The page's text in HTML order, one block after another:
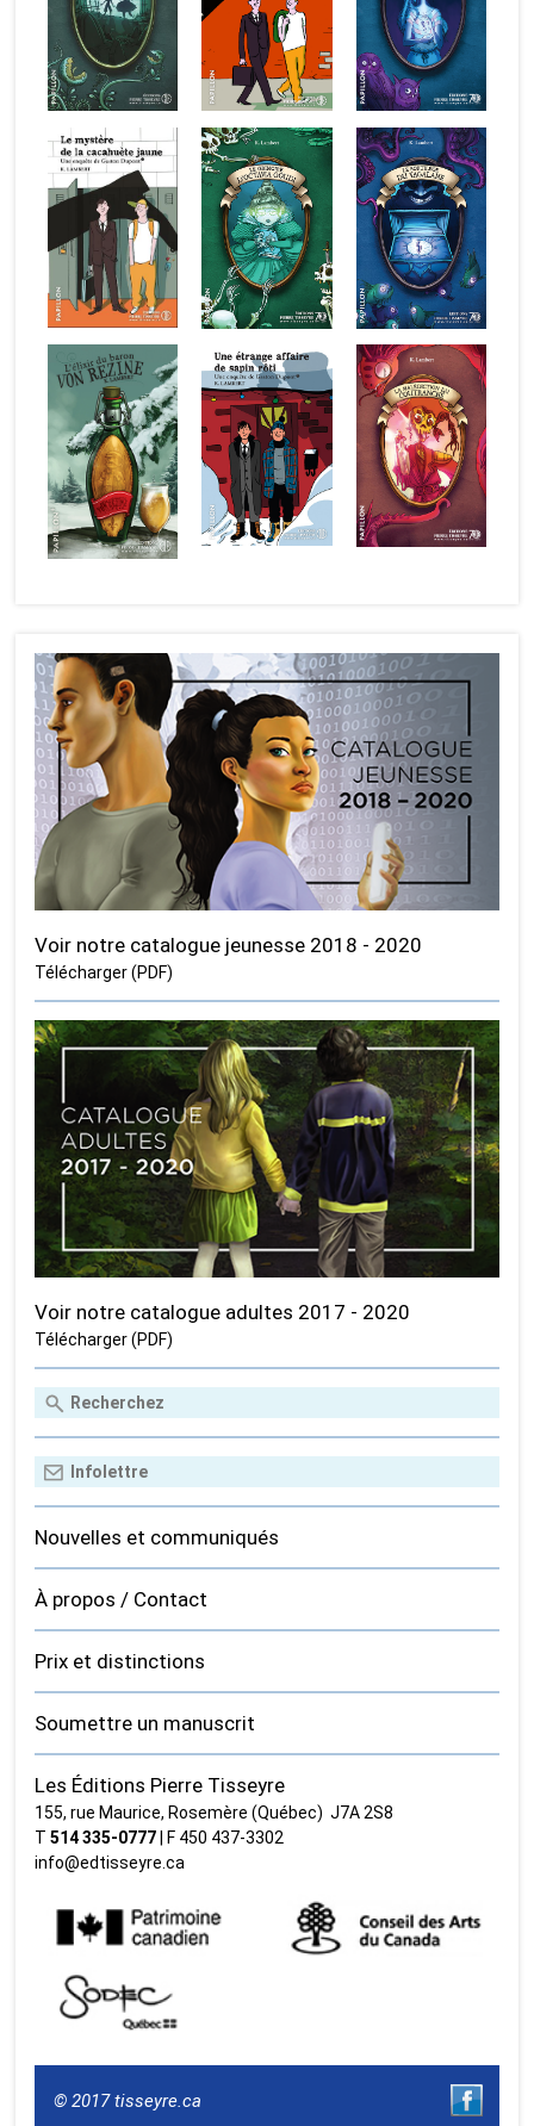
Voir notre catalogue jeunesse 2018 - 2020
Télécharger (PDF)
Voir notre catalogue adultes 2017 - 2020
Télécharger (PDF)
Nouvelles et communiqués
À propos / Contact
Prix et distinctions
Soumettre un manuscrit
Les Éditions Pierre Tisseyre
155, rue Maurice, Rosemère (Québec) J7A 2S8
T514 335‑0777 | F 450 437‑3302
info@edtisseyre.ca
© 2017 tisseyre.ca